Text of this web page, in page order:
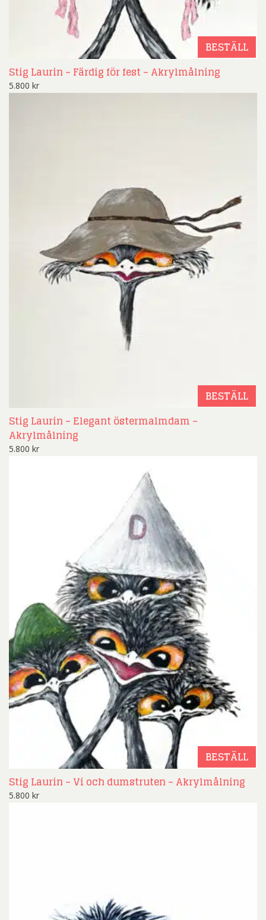
BESTÄLL
Stig Laurin – Färdig för fest – Akrylmålning
5.800 kr
BESTÄLL
Stig Laurin – Elegant östermalmdam –
Akrylmålning
5.800 kr
BESTÄLL
Stig Laurin – Vi och dumstruten – Akrylmålning
5.800 kr